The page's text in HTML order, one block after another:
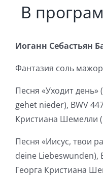
В
Иоганн Себастьян
Фантазия соль
Песня «Уходит день»
gehet nieder), BWV
Кристиана Шемелли
Песня «Иисус, твои
deine Liebeswunden),
Георга Кристиана